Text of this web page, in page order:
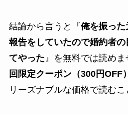
結論から言うと『俺を振っ
報告をしていたので婚約者
てやった』を無料では読めま
回限定クーポン（300円OFF）
リーズナブルな価格で読むこ